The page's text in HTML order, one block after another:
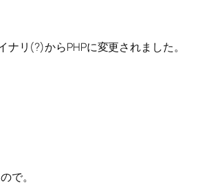
リ(?)からPHPに変更されました。
で。